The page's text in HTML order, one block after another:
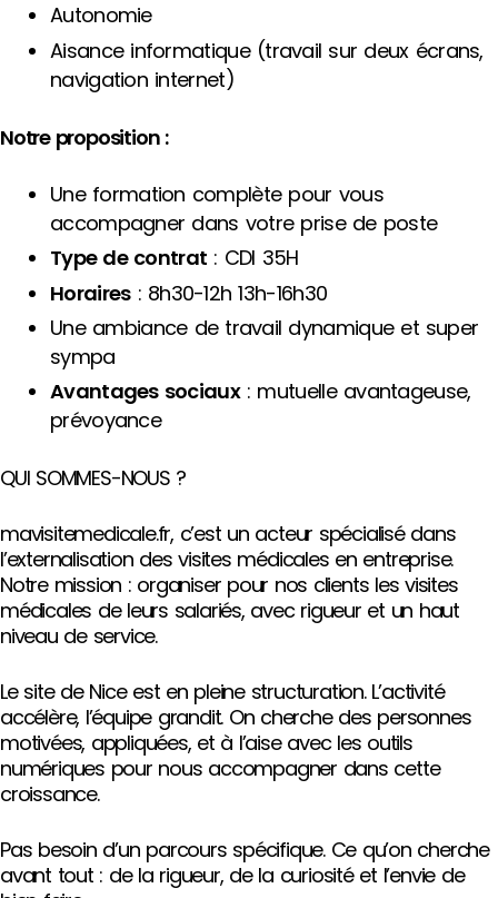
Autonomie
Aisance informatique (travail sur deux écrans,
navigation internet)
Notre proposition :
Une formation complète pour vous
accompagner dans votre prise de poste
Type de contrat : CDI 35H
Horaires: 8h30-12h 13h-16h30
Une ambiance de travail dynamique et super
sympa
Avantages sociaux: mutuelle avantageuse,
prévoyance
QUI SOMMES-NOUS ?
mavisitemedicale.fr, c’est un acteur spécialisé dans
l’externalisation des visites médicales en entreprise.
Notre mission : organiser pour nos clients les visites
médicales de leurs salariés, avec rigueur et un haut
niveau de service.
Le site de Nice est en pleine structuration. L’activité
accélère, l’équipe grandit. On cherche des personnes
motivées, appliquées, et à l’aise avec les outils
numériques pour nous accompagner dans cette
croissance.
Pas besoin d’un parcours spécifique. Ce qu’on cherche
avant tout : de la rigueur, de la curiosité et l’envie de